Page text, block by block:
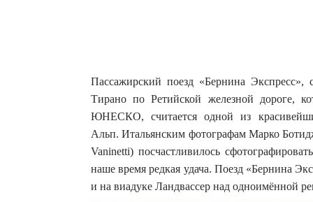
Пассажирский поезд «Бернина
Тирано по Ретийской железной дороге,
ЮНЕСКО, считается одной из
Альп.Итальянским фотографам Марко
Vaninetti) посчастливилось
наше время редкая удача. Поезд «Бернина
и на виадуке Ландвассер над одноимённой